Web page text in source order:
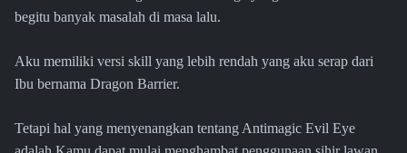
begitu banyak masalah di masa lalu.
Aku memiliki versi skill yang lebih rendah yang aku serap dari
Ibu bernama Dragon Barrier.
Tetapi hal yang menyenangkan tentang Antimagic Evil Eye